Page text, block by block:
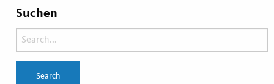
Suchen